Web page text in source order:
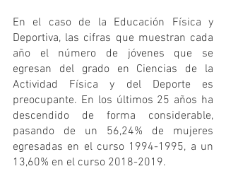
En el caso de la Educación Física y
Deportiva, las cifras que muestran cada
año el número de jóvenes que se
egresan del grado en Ciencias de la
Actividad Física y del Deporte es
preocupante. En los últimos 25 años ha
descendido de forma considerable,
pasando de un 56,24% de mujeres
egresadas en el curso 1994-1995, a un
13,60% en el curso 2018-2019.